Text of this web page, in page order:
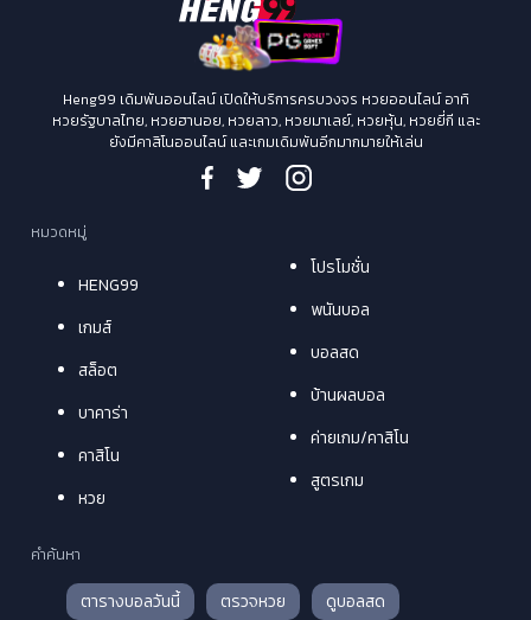
Heng99 เดิมพันออนไลน์ เปิดให้บริการครบวงจร หวยออนไลน์ อาทิ
หวยรัฐบาลไทย, หวยฮานอย, หวยลาว, หวยมาเลย์, หวยหุ้น, หวยยี่กี และ
ยังมีคาสิโนออนไลน์ และเกมเดิมพันอีกมากมายให้เล่น
หมวดหมู่
HENG99
เกมส์
สล็อต
บาคาร่า
คาสิโน
หวย
โปรโมชั่น
พนันบอล
บอลสด
บ้านผลบอล
ค่ายเกม/คาสิโน
สูตรเกม
คำค้นหา
ตารางบอลวันนี้ ตรวจหวย ดูบอลสด